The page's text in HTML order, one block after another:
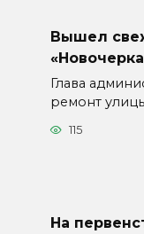
Вышел
Глава
ремонт
115
На